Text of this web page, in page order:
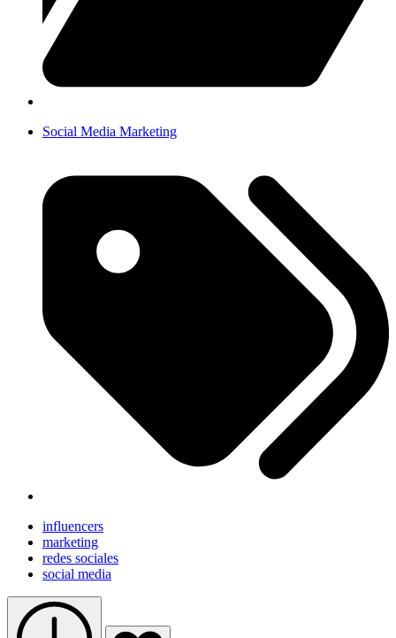
Social Media Marketing
influencers
marketing
redes sociales
social media